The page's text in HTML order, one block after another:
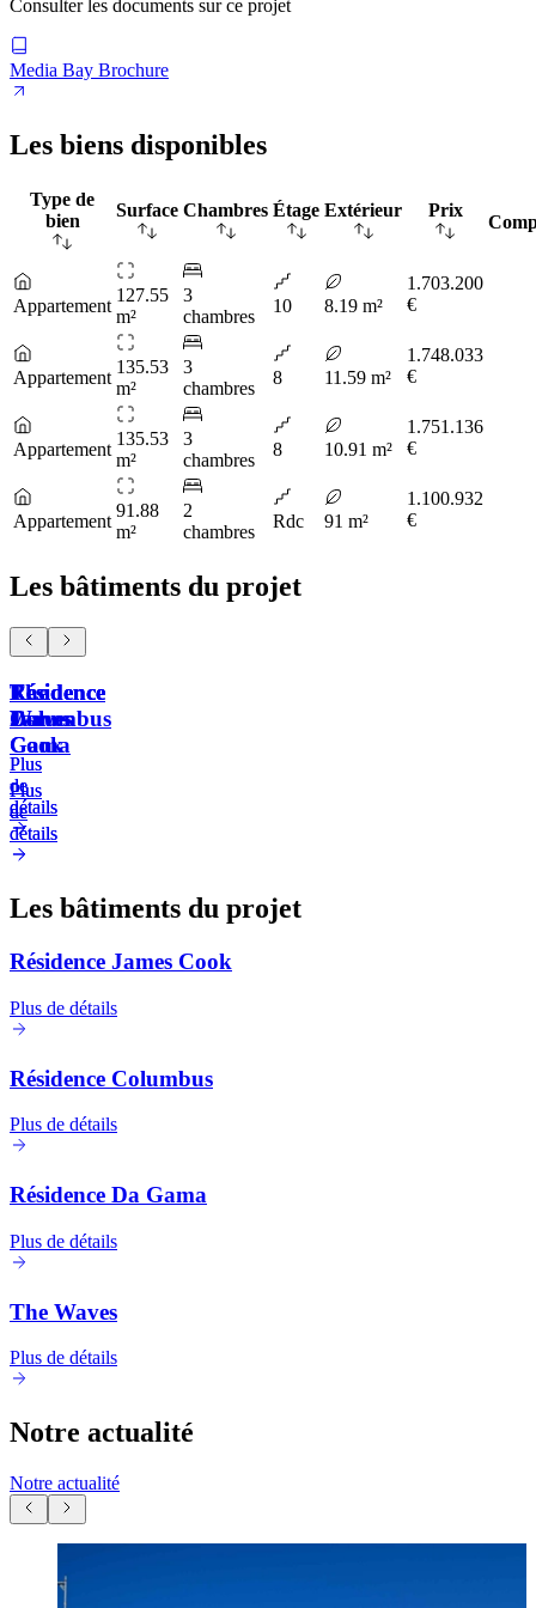
Consulter les documents sur ce projet
Media Bay Brochure
Les biens disponibles
Type de
bien
Surface Chambres Étage Extérieur Prix
Appartement
127.55
m²
3
chambres
10 8.19 m²
1.703.200
€
Appartement
135.53
m²
3
chambres
8 11.59 m²
1.748.033
€
Appartement
135.53
m²
3
chambres
8 10.91 m²
1.751.136
€
Appartement
91.88
m²
2
chambres
Rdc 91 m²
1.100.932
€
Les bâtiments du projet
Résidence
James
Cook
Plus
de
détails
Résidence
Columbus
Plus
de
détails
Résidence
Da
Gama
Plus
de
détails
The
Waves
Plus
de
détails
Les bâtiments du projet
Résidence James Cook
Plus de détails
Résidence Columbus
Plus de détails
Résidence Da Gama
Plus de détails
The Waves
Plus de détails
Notre actualité
Notre actualité